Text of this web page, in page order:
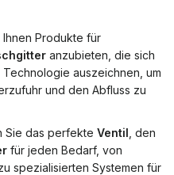
Ihnen Produkte für
anzubieten, die sich
auszeichnen, um
und den Abfluss zu
Sie das perfekte Ventil , den
für jeden Bedarf, von
spezialisierten Systemen für